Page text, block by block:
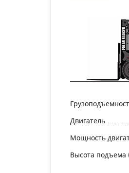
Двигатель
Мощность
Высота подъема